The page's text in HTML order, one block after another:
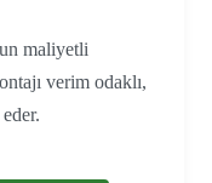
maliyetli
verim odaklı,